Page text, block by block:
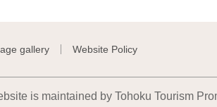
gallery Website Policy
is maintained by Tohoku Tourism